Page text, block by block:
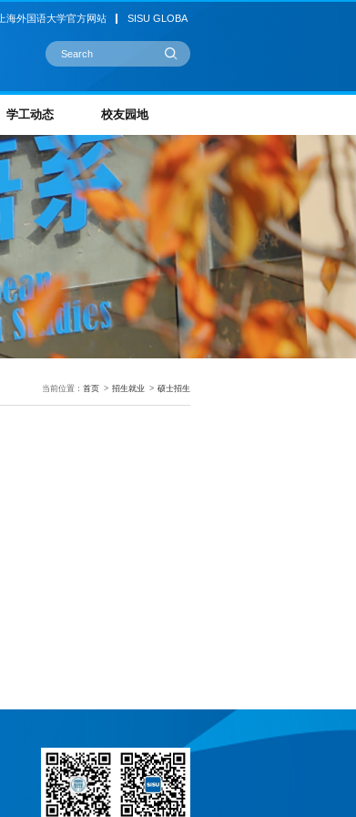
上海外国语大学官方网站 SISU GLOBA
学工动态 校友园地
当前位置： 首页 > 招生就业 > 硕士招生